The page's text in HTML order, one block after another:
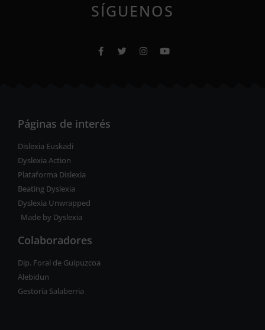
SÍGUENOS
Páginas de interés
Dislexia Euskadi
Dyslexia Action
Plataforma Dislexia
Beating Dyslexia
Dyslexia Unwrapped
Made by Dyslexia
Colaboradores
Dip. Foral de Guipuzcoa
Alebidun
Gestoría Salaberria